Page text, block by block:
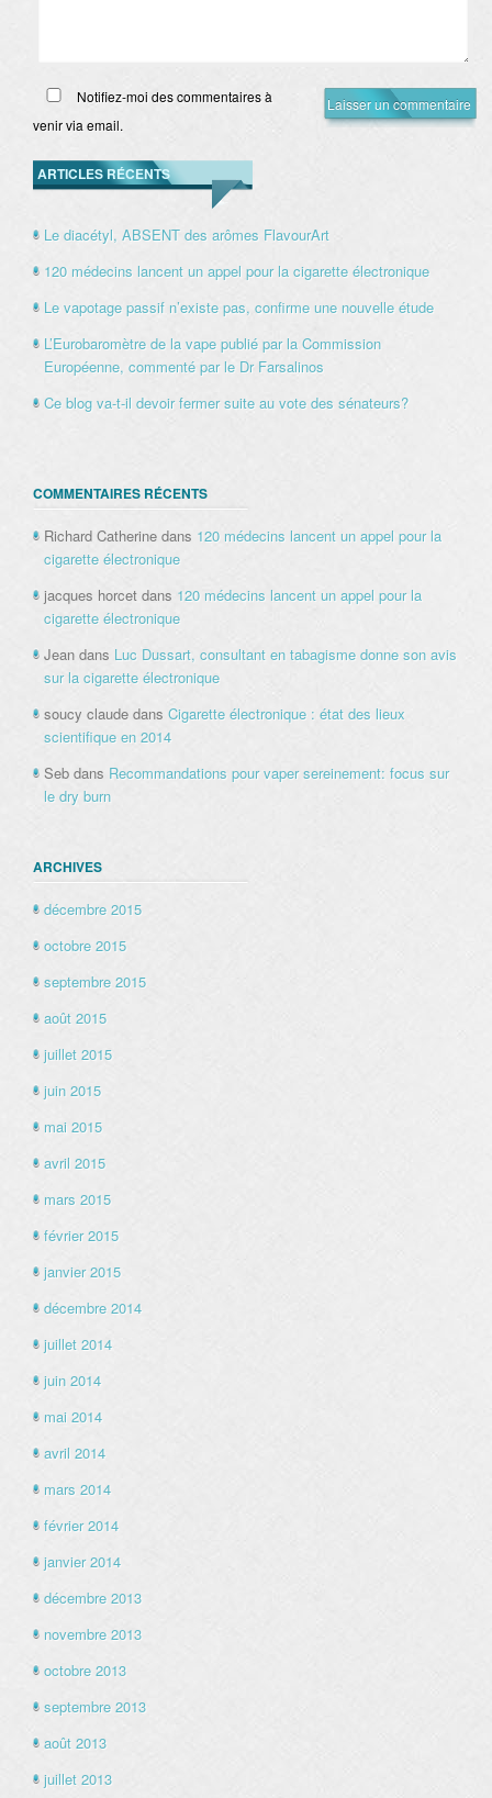
Notifiez-moi des commentaires à
venir via email.
ARTICLES RÉCENTS
Le diacétyl, ABSENT des arômes FlavourArt
120 médecins lancent un appel pour la cigarette électronique
Le vapotage passif n’existe pas, confirme une nouvelle étude
L’Eurobaromètre de la vape publié par la Commission
Européenne, commenté par le Dr Farsalinos
Ce blog va-t-il devoir fermer suite au vote des sénateurs?
COMMENTAIRES RÉCENTS
Richard Catherine dans 120 médecins lancent un appel pour la
cigarette électronique
jacques horcet dans 120 médecins lancent un appel pour la
cigarette électronique
Jean dans Luc Dussart, consultant en tabagisme donne son avis
sur la cigarette électronique
soucy claude dans Cigarette électronique : état des lieux
scientifique en 2014
Seb dans Recommandations pour vaper sereinement: focus sur
le dry burn
ARCHIVES
décembre 2015
octobre 2015
septembre 2015
août 2015
juillet 2015
juin 2015
mai 2015
avril 2015
mars 2015
février 2015
janvier 2015
décembre 2014
juillet 2014
juin 2014
mai 2014
avril 2014
mars 2014
février 2014
janvier 2014
décembre 2013
novembre 2013
octobre 2013
septembre 2013
août 2013
juillet 2013